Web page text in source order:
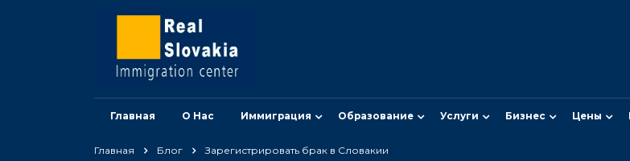
Главная О Нас Иммиграция Образование Услуги Бизнес Цены
Главная Блог Зарегистрировать брак в Словакии